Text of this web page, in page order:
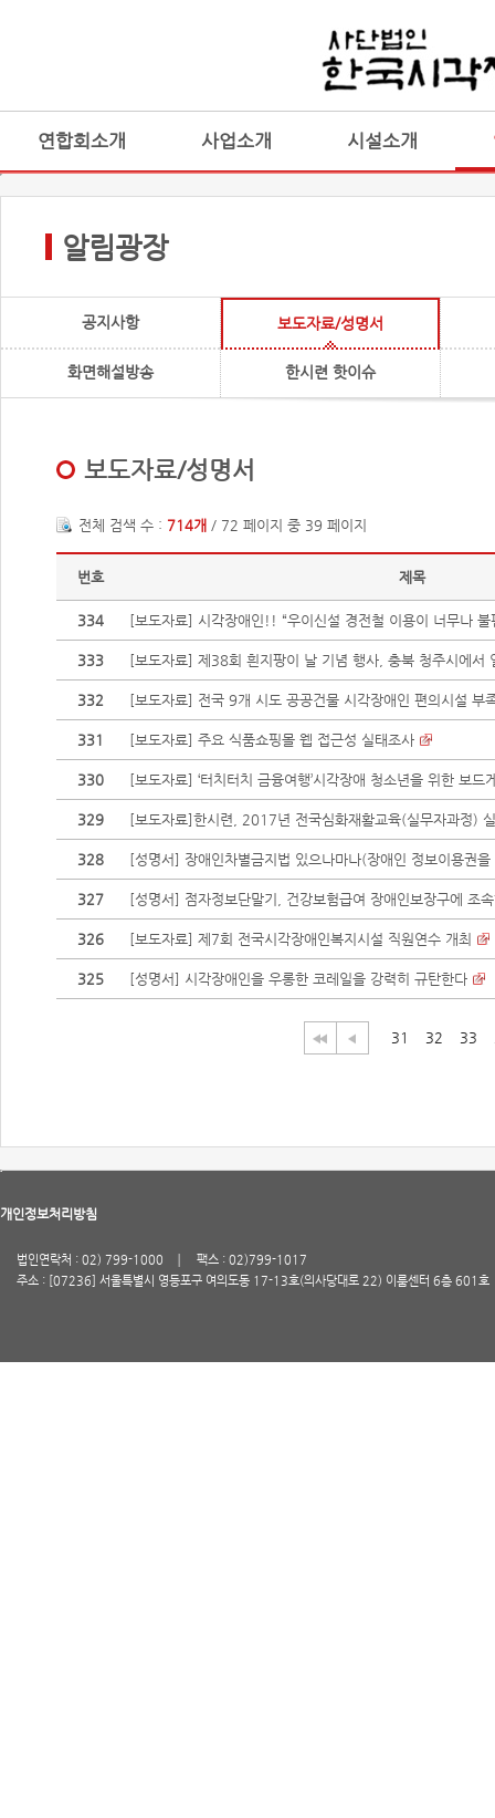
연합회소개 사업소개 시설소개
알림광장
공지사항 보도자료/성명서
화면해설방송 한시련 핫이슈
보도자료/성명서
전체 검색 수 : 714개 / 72 페이지 중 39 페이지
번호 제목
334 [보도자료] 시각장애인!! “우이신설 경전철 이용이 너무나 불
333 [보도자료] 제38회 흰지팡이 날 기념 행사, 충북 청주시에서
332 [보도자료] 전국 9개 시도 공공건물 시각장애인 편의시설 부
331 [보도자료] 주요 식품쇼핑몰 웹 접근성 실태조사
330 [보도자료] ‘터치터치 금융여행’시각장애 청소년을 위한 보드
329 [보도자료]한시련, 2017년 전국심화재활교육(실무자과정)
328 [성명서] 장애인차별금지법 있으나마나(장애인 정보이용권
327 [성명서] 점자정보단말기, 건강보험급여 장애인보장구에 조
326 [보도자료] 제7회 전국시각장애인복지시설 직원연수 개최
325 [성명서] 시각장애인을 우롱한 코레일을 강력히 규탄한다
31 32 33
개인정보처리방침
법인연락처 : 02) 799-1000
팩스 : 02)799-1017
주소 : [07236] 서울특별시 영등포구 여의도동 17-13호(의사당대로 22) 이룸센터 6층 601호